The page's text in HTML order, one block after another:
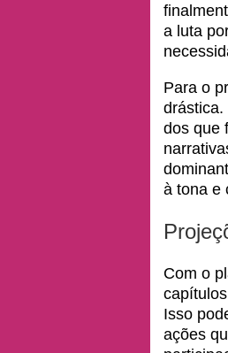
a luta
Para o
drástica.
dos que
à tona e
Com o
Isso
ações